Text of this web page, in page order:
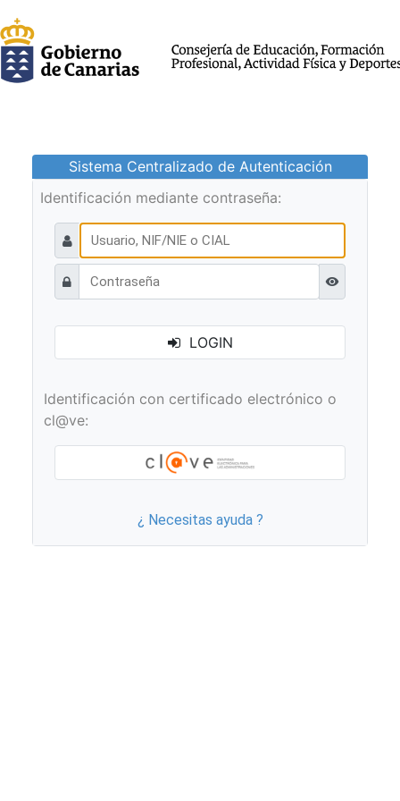
Sistema Centralizado de Autenticación
Identificación mediante contraseña:
Ver
LOGIN
Identificación con certificado electrónico o
cl@ve:
¿ Necesitas ayuda ?